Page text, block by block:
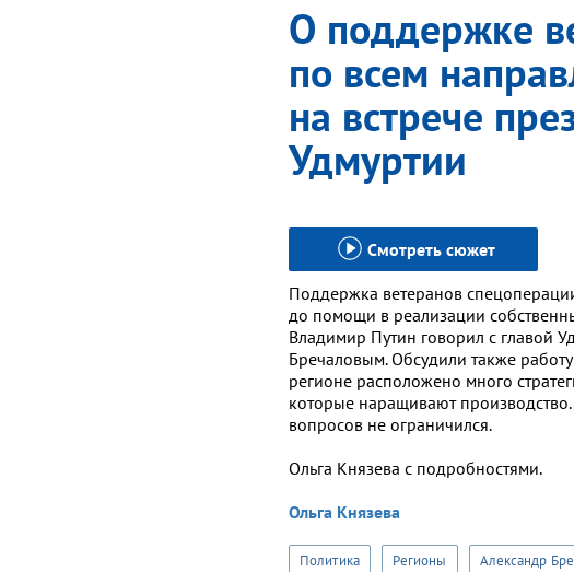
О поддержке
по всем
на встрече
Удмуртии
Смотреть сюжет
Поддержка ветеранов
до помощи в реализации
Владимир Путин говорил с главой
Бречаловым. Обсудили также
регионе расположено много
которые наращивают
вопросов не ограничился.
Ольга Князева с подробностями.
Ольга Князева
Политика Регионы Александр